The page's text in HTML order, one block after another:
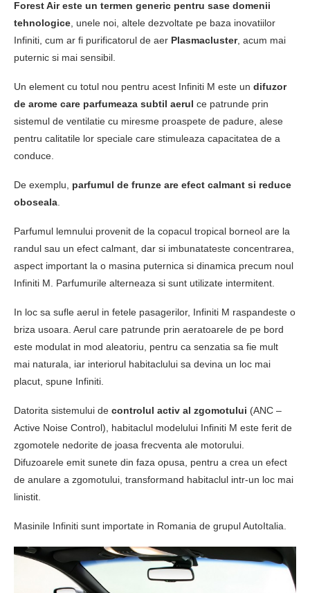
Forest Air este un termen generic pentru sase domenii
tehnologice , unele noi, altele dezvoltate pe baza inovatiilor
Infiniti, cum ar fi purificatorul de aer Plasmacluster, acum mai
puternic si mai sensibil.
Un element cu totul nou pentru acest Infiniti M este un difuzor
de arome care parfumeaza subtil aerul ce patrunde prin
sistemul de ventilatie cu miresme proaspete de padure, alese
pentru calitatile lor speciale care stimuleaza capacitatea de a
conduce.
De exemplu, parfumul de frunze are efect calmant si reduce
oboseala
Parfumul lemnului provenit de la copacul tropical borneol are la
randul sau un efect calmant, dar si imbunatateste concentrarea,
aspect important la o masina puternica si dinamica precum noul
Infiniti M. Parfumurile alterneaza si sunt utilizate intermitent.
In loc sa sufle aerul in fetele pasagerilor, Infiniti M raspandeste o
briza usoara. Aerul care patrunde prin aeratoarele de pe bord
este modulat in mod aleatoriu, pentru ca senzatia sa fie mult
mai naturala, iar interiorul habitaclului sa devina un loc mai
placut, spune Infiniti.
Datorita sistemului de controlul activ al zgomotului (ANC –
Active Noise Control), habitaclul modelului Infiniti M este ferit de
zgomotele nedorite de joasa frecventa ale motorului.
Difuzoarele emit sunete din faza opusa, pentru a crea un efect
de anulare a zgomotului, transformand habitaclul intr-un loc mai
linistit.
Masinile Infiniti sunt importate in Romania de grupul AutoItalia.